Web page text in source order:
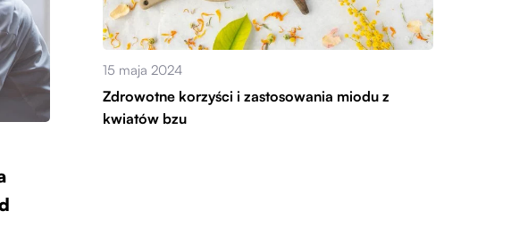
15 maja 2024
Zdrowotne korzyści i zastosowania miodu z
kwiatów bzu